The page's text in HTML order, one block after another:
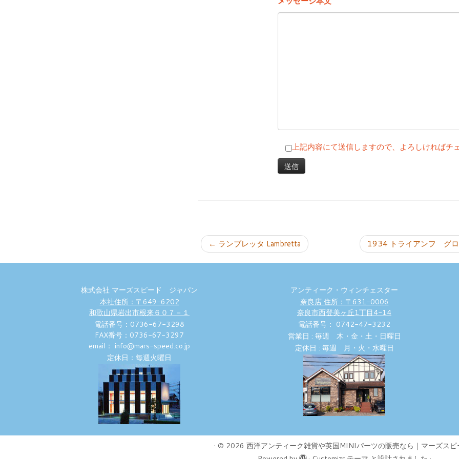
上記内容にて送信しますので、よろしければチ
← ランブレッタ Lambretta 1934 トライアンフ グ
株式会社 マーズスピード ジャパン
本社住所：〒649-6202
和歌山県岩出市根来６０７－１
電話番号：0736-67-3298
FAX番号：0736-67-3297
email： info@mars-speed.co.jp
定休日：毎週火曜日
アンティーク・ウィンチェスター
奈良店 住所：〒631-0006
奈良市西登美ヶ丘1丁目4-14
電話番号： 0742-47-3232
営業日 : 毎週 木・金・土・日曜日
定休日 : 毎週 月・火・水曜日
· © 2026 西洋アンティーク雑貨や英国MINIパーツの販売なら｜マーズスピ